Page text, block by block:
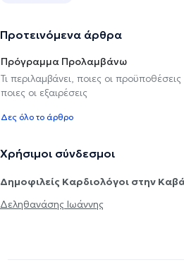
Προτεινόμενα άρθρα
Πρόγραμμα Προλαμβάνω
Τι περιλαμβάνει, ποιες οι προϋποθέσεις
ποιες οι εξαιρέσεις
Δες όλο το άρθρο
Χρήσιμοι σύνδεσμοι
Δημοφιλείς Καρδιολόγοι στην
Δεληθανάσης Ιωάννης